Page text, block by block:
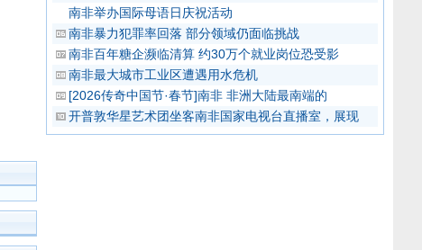
南非举办国际母语日庆祝活动
南非暴力犯罪率回落 部分领域仍面临挑战
南非百年糖企濒临清算 约30万个就业岗位恐受影
南非最大城市工业区遭遇用水危机
[2026传奇中国节·春节]南非 非洲大陆最南端的
开普敦华星艺术团坐客南非国家电视台直播室，展现